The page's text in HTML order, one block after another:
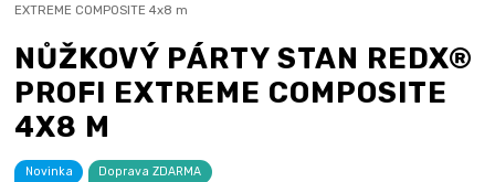
EXTREME COMPOSITE 4x8 m
NŮŽKOVÝ PÁRTY STAN REDX®
PROFI EXTREME COMPOSITE
4X8 M
Novinka Doprava ZDARMA